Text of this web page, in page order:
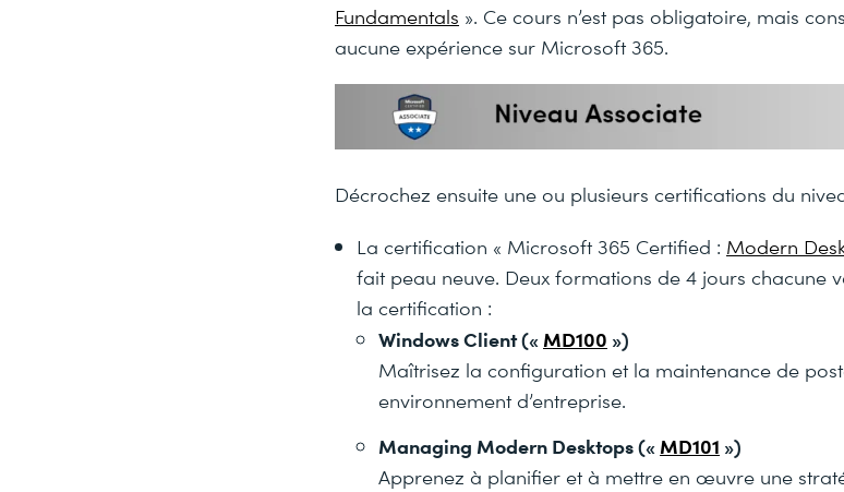
Fundamentals ». Ce cours n’est pas obligatoire, mais
aucune expérience sur Microsoft 365.
Décrochez ensuite une ou plusieurs certifications du
La certification « Microsoft 365 Certified : Modern
fait peau neuve. Deux formations de 4 jours chacune
la certification :
Windows Client («MD100 »)
Maîtrisez la configuration et la maintenance de
environnement d’entreprise.
Managing Modern Desktops («MD101 »)
Apprenez à planifier et à mettre en œuvre une